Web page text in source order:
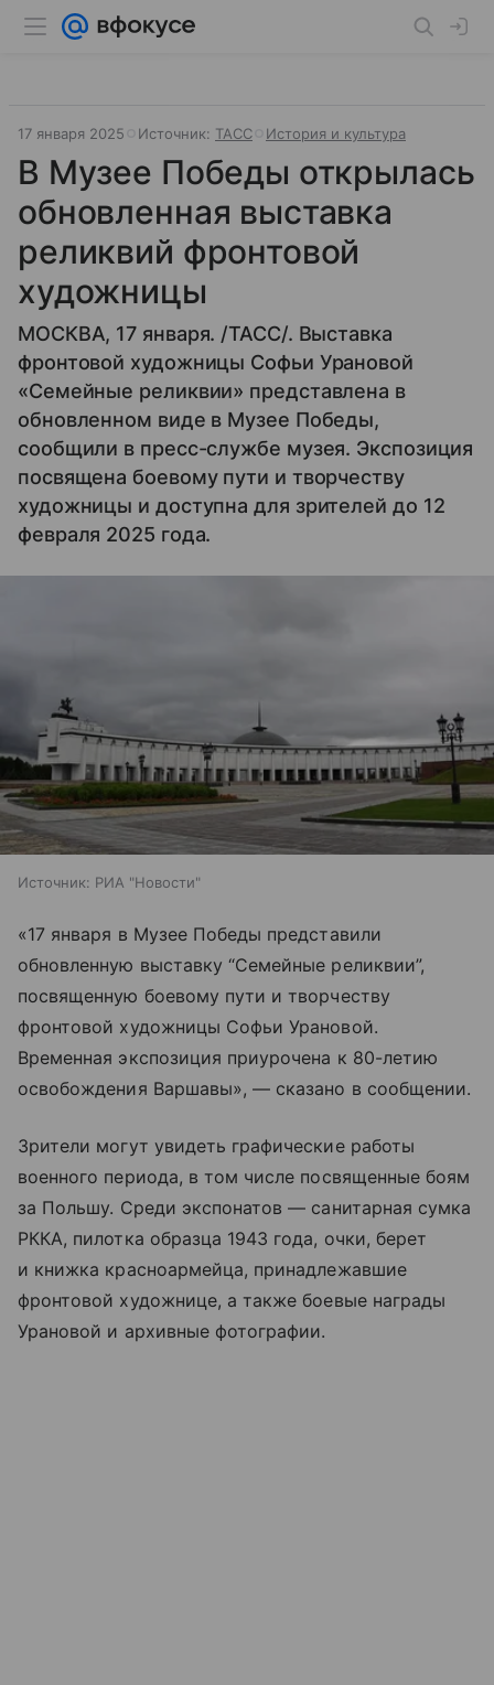
17 января 2025 Источник: ТАСС История и культура
В Музее Победы открылась
обновленная выставка
реликвий фронтовой
художницы
МОСКВА, 17 января. /ТАСС/. Выставка
фронтовой художницы Софьи Урановой
«Семейные реликвии» представлена в
обновленном виде в Музее Победы,
сообщили в пресс-службе музея. Экспозиция
посвящена боевому пути и творчеству
художницы и доступна для зрителей до 12
февраля 2025 года.
Источник: РИА "Новости"
«17 января в Музее Победы представили
обновленную выставку “Семейные реликвии”,
посвященную боевому пути и творчеству
фронтовой художницы Софьи Урановой.
Временная экспозиция приурочена к 80-летию
освобождения Варшавы», — сказано в сообщении.
Зрители могут увидеть графические работы
военного периода, в том числе посвященные боям
за Польшу. Среди экспонатов — санитарная сумка
РККА, пилотка образца 1943 года, очки, берет
и книжка красноармейца, принадлежавшие
фронтовой художнице, а также боевые награды
Урановой и архивные фотографии.